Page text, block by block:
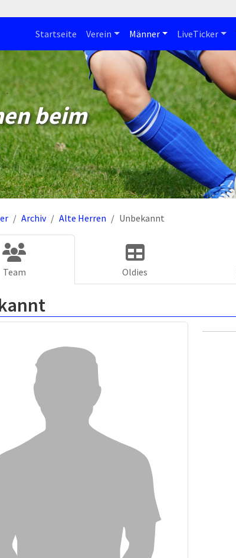
Startseite Verein Männer LiveTicker
beim
Archiv Alte Herren Unbekannt
Team Oldies